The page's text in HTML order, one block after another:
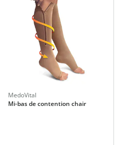
MedoVital
Mi-bas de contention chair